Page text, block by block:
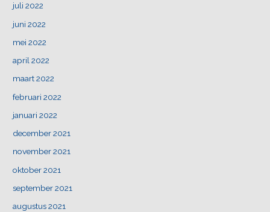
juli 2022
juni 2022
mei 2022
april 2022
maart 2022
februari 2022
januari 2022
december 2021
november 2021
oktober 2021
september 2021
augustus 2021